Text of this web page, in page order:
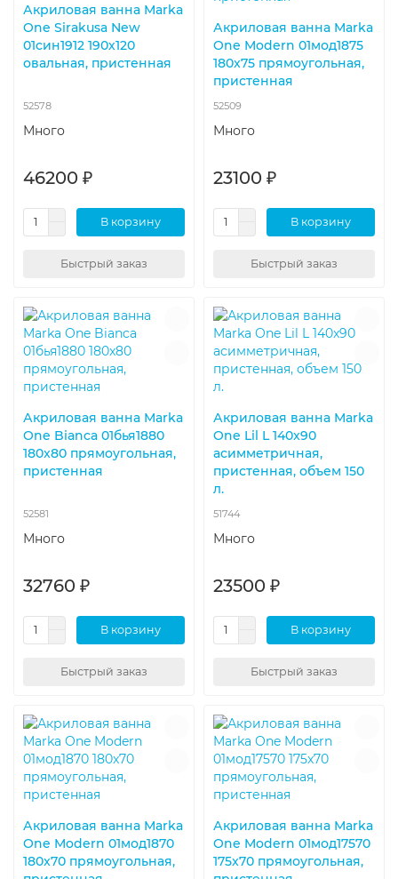
Акриловая ванна Marka
One Sirakusa New
01син1912 190х120
овальная, пристенная
52578
Много
46200 ₽
В корзину
Быстрый заказ
Акриловая ванна Marka
One Modern 01мод1875
180x75 прямоугольная,
пристенная
52509
Много
23100 ₽
В корзину
Быстрый заказ
Акриловая ванна Marka
One Bianca 01бья1880
180x80 прямоугольная,
пристенная
52581
Много
32760 ₽
В корзину
Быстрый заказ
Акриловая ванна Marka
One Lil L 140x90
асимметричная,
пристенная, объем 150
л.
51744
Много
23500 ₽
В корзину
Быстрый заказ
Акриловая ванна Marka
One Modern 01мод1870
180x70 прямоугольная,
Акриловая ванна Marka
One Modern 01мод17570
175x70 прямоугольная,